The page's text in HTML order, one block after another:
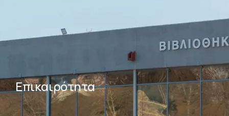
Επικαιρότητα